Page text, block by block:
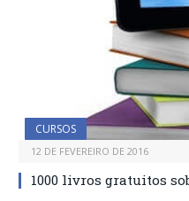
CURSOS
12 DE FEVEREIRO DE 2016
1000 livros gratuitos